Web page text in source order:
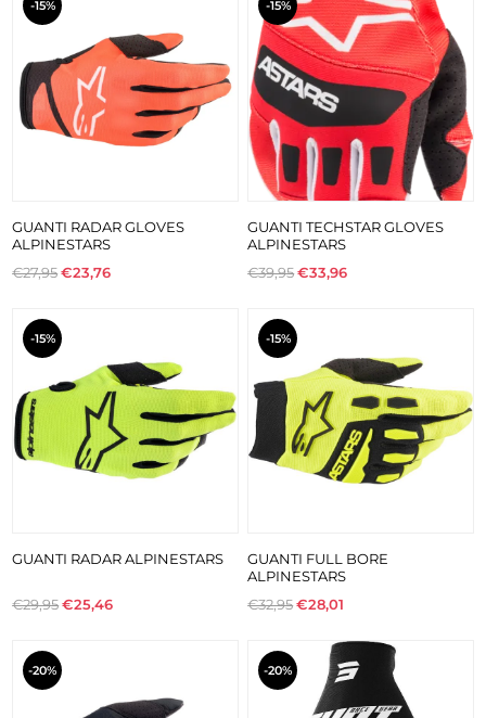
-15%
GUANTI RADAR GLOVES
ALPINESTARS
€27,95€23,76
-15%
GUANTI TECHSTAR GLOVES
ALPINESTARS
€39,95€33,96
-15%
GUANTI RADAR ALPINESTARS
€29,95€25,46
-15%
GUANTI FULL BORE
ALPINESTARS
€32,95€28,01
-20% -20%